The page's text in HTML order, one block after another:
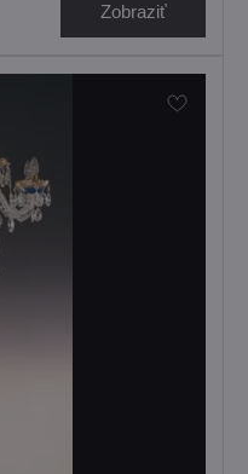
Zobraziť